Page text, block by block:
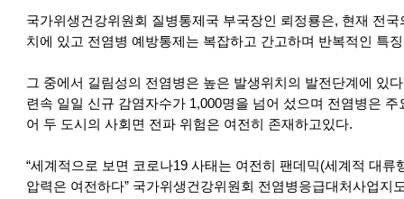
국가위생건강위원회 질병통제국 부국장인 뢰정룡은, 현재 전
치에 있고 전염병 예방통제는 복잡하고 간고하며 반복적인 특
그 중에서 길림성의 전염병은 높은 발생위치의 발전단계에 있
련속 일일 신규 감염자수가 1,000명을 넘어 섰으며 전염병은
어 두 도시의 사회면 전파 위험은 여전히 존재하고있다.
“세계적으로 보면 코로나19 사태는 여전히 팬데믹(세계적 대
압력은 여전하다” 국가위생건강위원회 전염병응급대처사업지